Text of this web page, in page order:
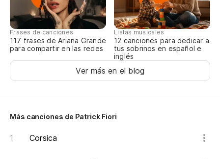
Frases de canciones
117 frases de Ariana Grande
para compartir en las redes
Listas musicales
12 canciones para dedicar a
tus sobrinos en español e
inglés
Ver más en el blog
Más canciones de Patrick Fiori
Corsica